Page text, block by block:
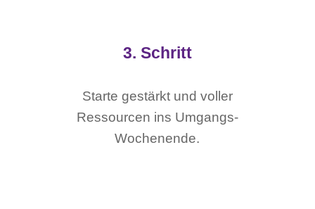
3. Schritt
Starte gestärkt und voller
Ressourcen ins Umgangs-
Wochenende.